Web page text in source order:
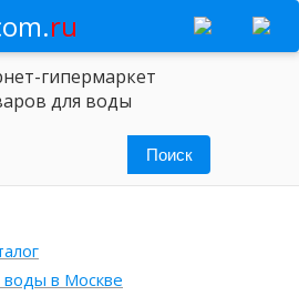
ru
гипермаркет
для воды
в Москве